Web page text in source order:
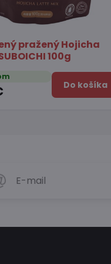
Čili omáčka s hubami
Chuannan 213g
4,11 €